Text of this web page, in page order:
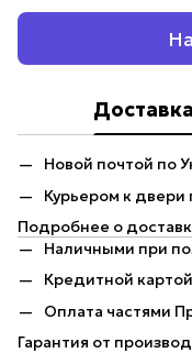
Доставка
Новой почтой по
Курьером к
Подробнее о
Наличными при
Кредитной картой
Оплата частями
Гарантия от